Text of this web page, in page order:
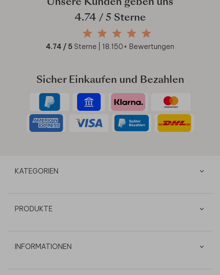
Unsere Kunden geben uns
4.74/ 5 Sterne
4.74 / 5 Sterne | 18.150+ Bewertungen
Sicher Einkaufen und Bezahlen
KATEGORIEN
PRODUKTE
INFORMATIONEN